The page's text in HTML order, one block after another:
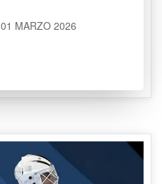
01 MARZO 2026